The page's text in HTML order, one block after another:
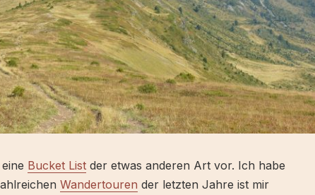
Bucket List der etwas anderen Art vor. Ich habe
Wandertouren der letzten Jahre ist mir